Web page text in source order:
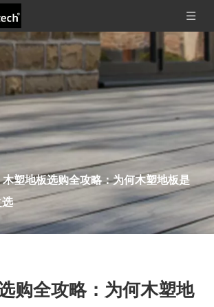
木塑地板选购全攻略：为何木塑地板是
购全攻略：为何木塑地